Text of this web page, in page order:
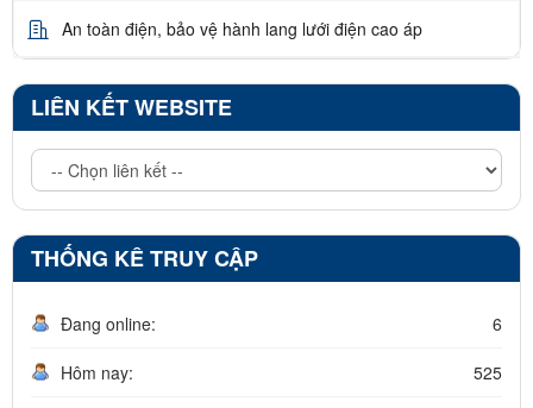
An toàn điện, bảo vệ hành lang lưới điện cao áp
LIÊN KẾT WEBSITE
THỐNG KÊ TRUY CẬP
Đang online: 6
Hôm nay: 525